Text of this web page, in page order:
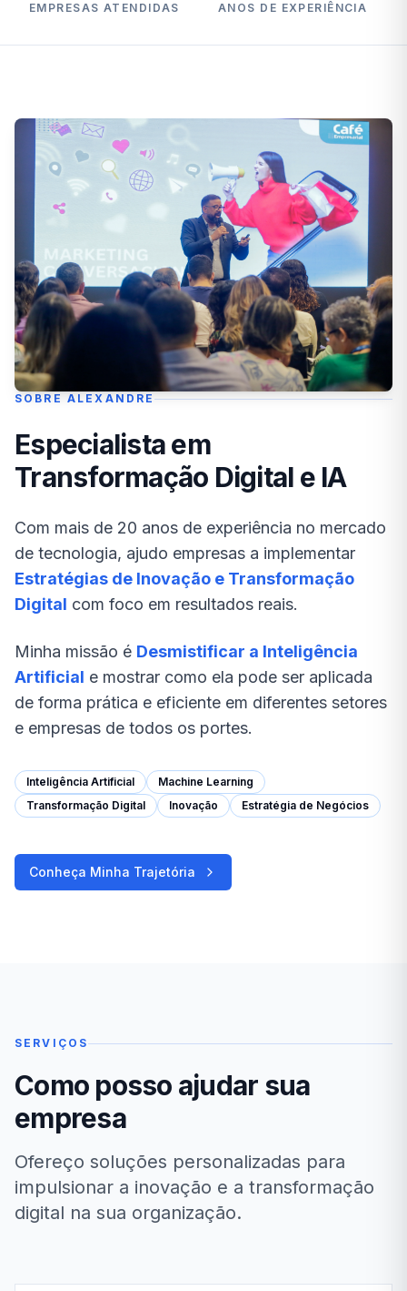
EMPRESAS ATENDIDAS ANOS DE EXPERIÊNCIA
SOBRE ALEXANDRE
Especialista em
Transformação Digital e IA
Com mais de 20 anos de experiência no mercado
de tecnologia, ajudo empresas a implementar
Estratégias de Inovação e Transformação
Digital com foco em resultados reais.
Minha missão é Desmistificar a Inteligência
Artificial e mostrar como ela pode ser aplicada
de forma prática e eficiente em diferentes setores
e empresas de todos os portes.
Inteligência Artificial
Machine Learning
Transformação Digital
Inovação Estratégia de Negócios
Conheça Minha Trajetória
SERVIÇOS
Como posso ajudar sua
empresa
Ofereço soluções personalizadas para
impulsionar a inovação e a transformação
digital na sua organização.